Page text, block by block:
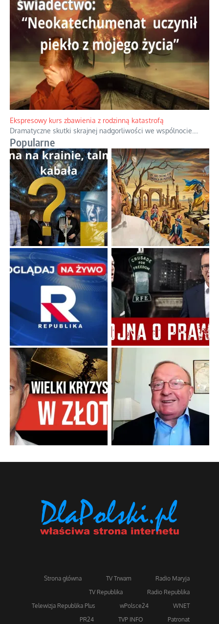
Ekspresowy kurs zbawienia z rodzinną katastrofą
Dramatyczne skutki skrajnej nadgorliwości we wspólnocie.
Popularne
Strona główna TV Trwam
Radio Maryja
TV Republika
Radio Republika
Telewizja Republika Plus
wPolsce24
WNET
PR24
TVP INFO Patronat